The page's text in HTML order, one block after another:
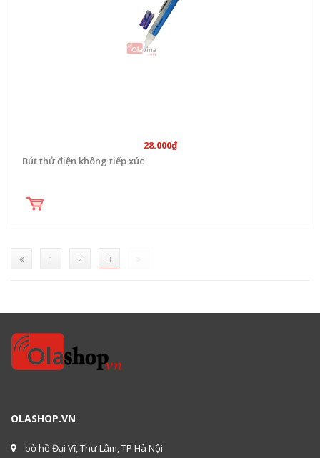
28.000₫
Bút thử điện không tiếp xúc
1 2 3
OLASHOP.VN
bờ hồ Đại Vĩ, Thư Lâm, TP Hà Nội